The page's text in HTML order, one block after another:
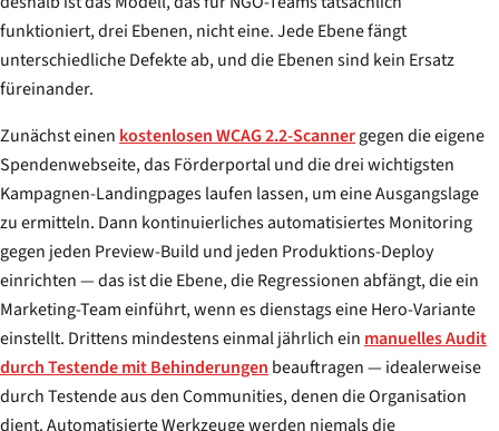
funktioniert, drei Ebenen, nicht eine. Jede Ebene fängt
unterschiedliche Defekte ab, und die Ebenen sind kein Ersatz
füreinander.
Zunächst einen kostenlosen WCAG 2.2-Scannergegen die eigene
Spendenwebseite, das Förderportal und die drei wichtigsten
Kampagnen-Landingpages laufen lassen, um eine Ausgangslage
zu ermitteln. Dann kontinuierliches automatisiertes Monitoring
gegen jeden Preview-Build und jeden Produktions-Deploy
einrichten — das ist die Ebene, die Regressionen abfängt, die ein
Marketing-Team einführt, wenn es dienstags eine Hero-Variante
einstellt. Drittens mindestens einmal jährlich ein manuelles Audit
durch Testende mit Behinderungen beauftragen — idealerweise
durch Testende aus den Communities, denen die Organisation
dient. Automatisierte Werkzeuge werden niemals die